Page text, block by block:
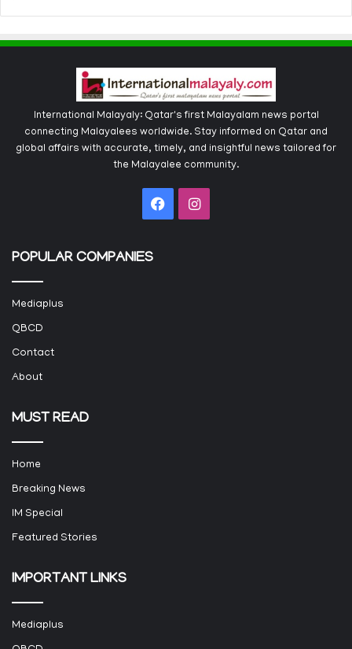
International Malayaly: Qatar's first Malayalam news portal
connecting Malayalees worldwide. Stay informed on Qatar and
global affairs with accurate, timely, and insightful news tailored for
the Malayalee community.
FacebookInstagram
POPULAR COMPANIES
Mediaplus
QBCD
Contact
About
MUST READ
Home
Breaking News
IM Special
Featured Stories
IMPORTANT LINKS
Mediaplus